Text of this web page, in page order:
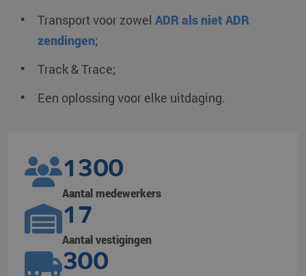
Transport voor zowel ADR als niet ADR
zendingen;
Track & Trace;
Een oplossing voor elke uitdaging.
1300
Aantal medewerkers
17
Aantal vestigingen
300